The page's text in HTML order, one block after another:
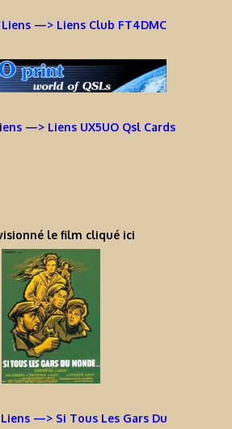
—> Liens Club FT4DMC
—> Liens UX5UO Qsl Cards
le film cliqué ici
—> Si Tous Les Gars Du